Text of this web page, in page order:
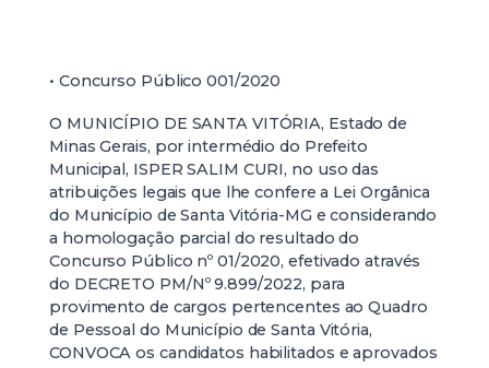
• Concurso Público 001/2020
O MUNICÍPIO DE SANTA VITÓRIA, Estado de
Minas Gerais, por intermédio do Prefeito
Municipal, ISPER SALIM CURI, no uso das
atribuições legais que lhe confere a Lei Orgânica
do Município de Santa Vitória-MG e considerando
a homologação parcial do resultado do
Concurso Público nº 01/2020, efetivado através
do DECRETO PM/Nº 9.899/2022, para
provimento de cargos pertencentes ao Quadro
de Pessoal do Município de Santa Vitória,
CONVOCA os candidatos habilitados e aprovados